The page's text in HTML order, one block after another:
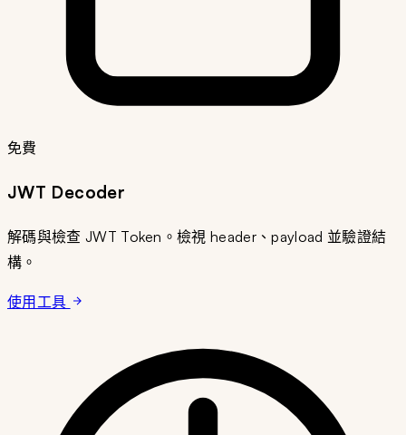
免費
JWT Decoder
解碼與檢查 JWT Token。檢視 header、payload 並驗證結
構。
使用工具